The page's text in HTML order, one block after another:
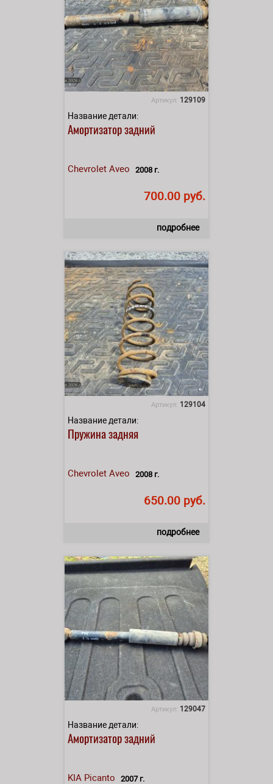
Артикул: 129109
Название детали:
Амортизатор задний
Chevrolet Aveo 2008 г.
700.00 руб.
подробнее
Артикул: 129104
Название детали:
Пружина задняя
Chevrolet Aveo 2008 г.
650.00 руб.
подробнее
Артикул: 129047
Название детали:
Амортизатор задний
KIA Picanto 2007 г.